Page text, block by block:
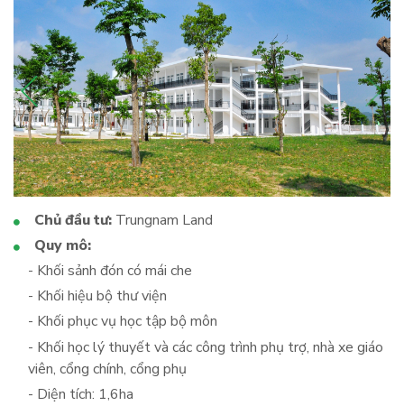
Chủ đầu tư: Trungnam Land
Quy mô:
- Khối sảnh đón có mái che
- Khối hiệu bộ thư viện
- Khối phục vụ học tập bộ môn
- Khối học lý thuyết và các công trình phụ trợ, nhà xe giáo
viên, cổng chính, cổng phụ
- Diện tích: 1,6ha